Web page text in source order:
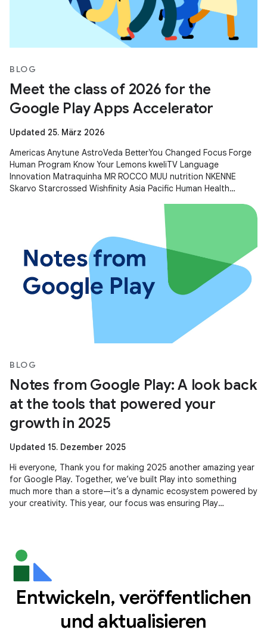
BLOG
Meet the class of 2026 for the
Google Play Apps Accelerator
Updated 25. März 2026
Americas Anytune AstroVeda BetterYou Changed Focus Forge
Human Program Know Your Lemons kweliTV Language
Innovation Matraquinha MR ROCCO MUU nutrition NKENNE
Skarvo Starcrossed Wishfinity Asia Pacific Human Health
BLOG
Notes from Google Play: A look back
at the tools that powered your
growth in 2025
Updated 15. Dezember 2025
Hi everyone, Thank you for making 2025 another amazing year
for Google Play. Together, we’ve built Play into something
much more than a store—it’s a dynamic ecosystem powered by
your creativity. This year, our focus was ensuring Play
Entwickeln, veröffentlichen
und aktualisieren